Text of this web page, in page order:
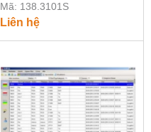
Mã: 138.3101S
Liên hệ